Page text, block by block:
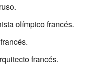
olímpico francés.
francés.